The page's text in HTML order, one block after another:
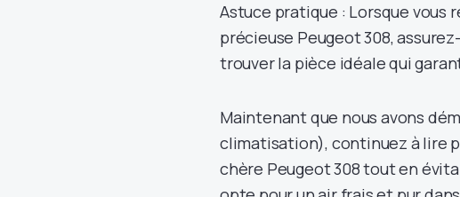
Astuce pratique : Lorsque vous
précieuse Peugeot 308,
trouver la pièce idéale qui
Maintenant que nous avons
climatisation), continuez à lire
chère Peugeot 308 tout en